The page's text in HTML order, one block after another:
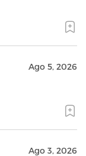
Ago 5, 2026
Ago 3, 2026